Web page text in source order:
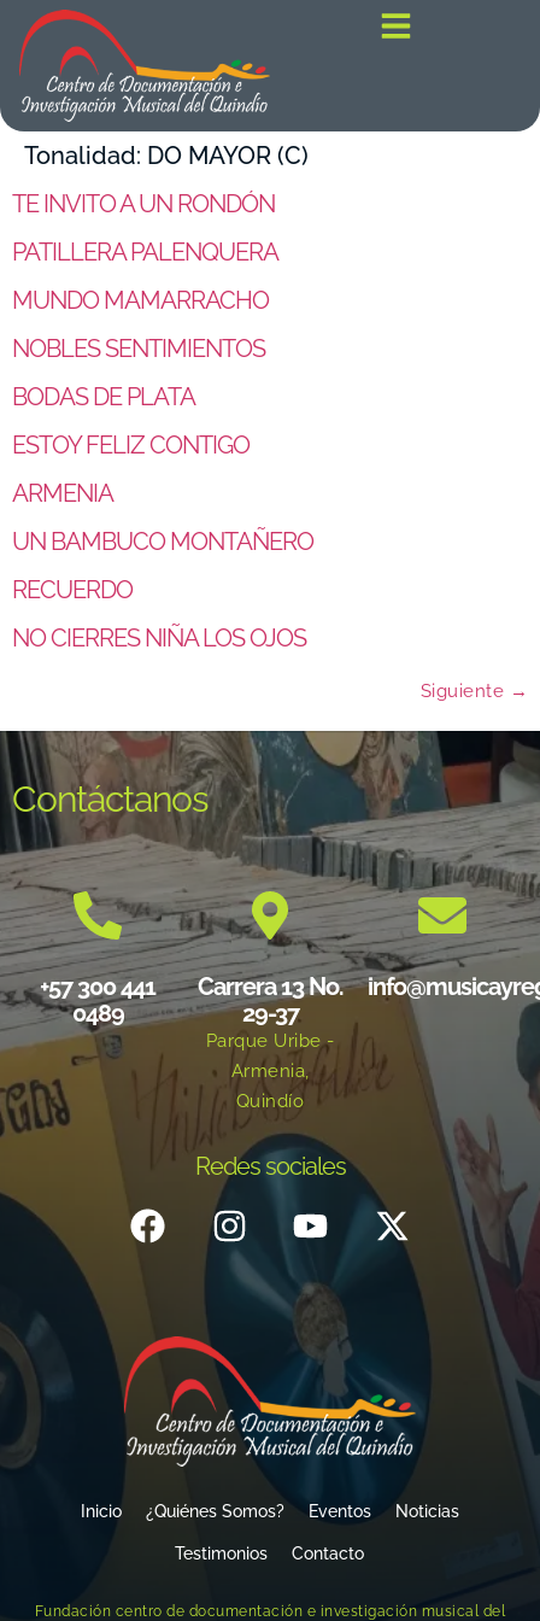
contenido
Tonalidad: DO MAYOR (C)
TE INVITO A UN RONDÓN
PATILLERA PALENQUERA
MUNDO MAMARRACHO
NOBLES SENTIMIENTOS
BODAS DE PLATA
ESTOY FELIZ CONTIGO
ARMENIA
UN BAMBUCO MONTAÑERO
RECUERDO
NO CIERRES NIÑA LOS OJOS
Siguiente →
Contáctanos
+57 300 441
0489
Carrera 13 No.
29-37
Parque Uribe -
Armenia,
Quindío
Redes sociales
Inicio ¿Quiénes Somos? Eventos Noticias
Testimonios Contacto
Fundación centro de documentación e investigación musical del